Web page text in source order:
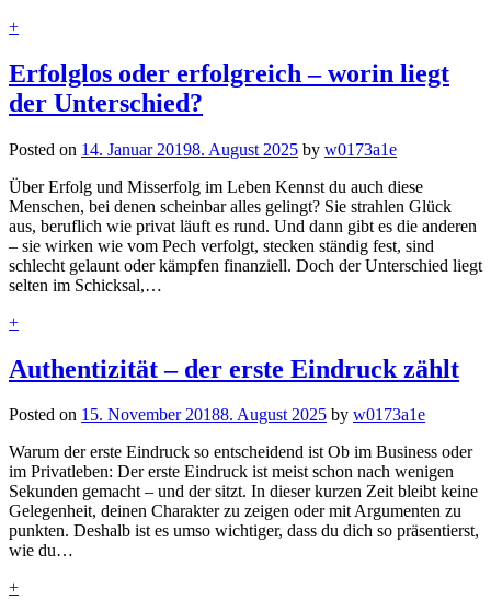
+
Erfolglos oder erfolgreich – worin liegt
der Unterschied?
Posted on 14. Januar 20198. August 2025 by w0173a1e
Über Erfolg und Misserfolg im Leben Kennst du auch diese
Menschen, bei denen scheinbar alles gelingt? Sie strahlen Glück
aus, beruflich wie privat läuft es rund. Und dann gibt es die anderen
– sie wirken wie vom Pech verfolgt, stecken ständig fest, sind
schlecht gelaunt oder kämpfen finanziell. Doch der Unterschied liegt
selten im Schicksal,…
+
Authentizität – der erste Eindruck zählt
Posted on 15. November 20188. August 2025 by w0173a1e
Warum der erste Eindruck so entscheidend ist Ob im Business oder
im Privatleben: Der erste Eindruck ist meist schon nach wenigen
Sekunden gemacht – und der sitzt. In dieser kurzen Zeit bleibt keine
Gelegenheit, deinen Charakter zu zeigen oder mit Argumenten zu
punkten. Deshalb ist es umso wichtiger, dass du dich so präsentierst,
wie du…
+